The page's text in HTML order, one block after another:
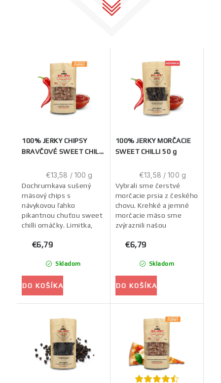
100% JERKY CHIPSY
BRAVČOVÉ SWEET CHILLI
Skladom
€6,79
Jednotková
cena:
€13,58 / 100 g
DO KOŠÍKA
Dochrumkava sušený
mäsový chips s
návykovou ľahko
pikantnou chuťou sweet
chilli omáčky. Limitka,
100% JERKY MORČACIE
SWEET CHILLI 50 g
Skladom
€6,79
Jednotková
cena:
€13,58 / 100 g
DO KOŠÍKA
Vybrali sme čerstvé
morčacie prsia z českého
chovu. Krehké a jemné
morčacie mäso sme
zvýraznili našou
pikantnou sweet chilli